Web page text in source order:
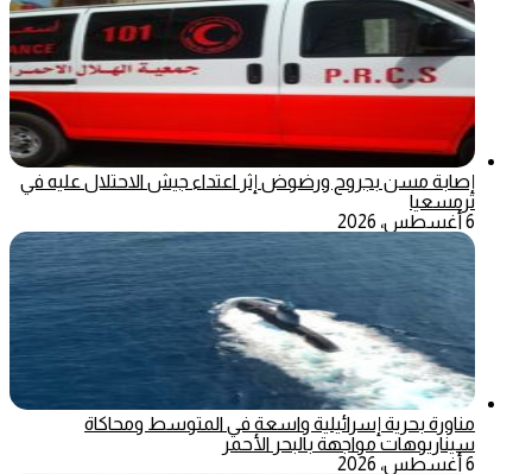
إصابة مسن بجروح ورضوض إثر اعتداء جيش الاحتلال عليه في
ترمسعيا
6 أغسطس، 2026
مناورة بحرية إسرائيلية واسعة في المتوسط ومحاكاة
سيناريوهات مواجهة بالبحر الأحمر
6 أغسطس، 2026